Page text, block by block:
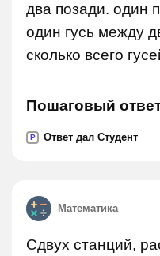
два позади. один
один гусь между
сколько всего
Пошаговый
P Ответ дал Студент
Математика
Сдвух станций,